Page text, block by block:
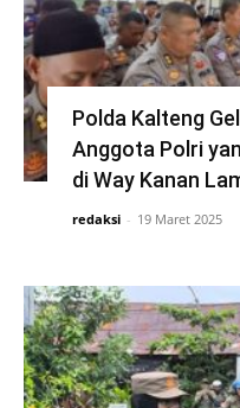
Polda Kalteng
Anggota Polri
di Way Kanan
redaksi - 19 Maret 2025